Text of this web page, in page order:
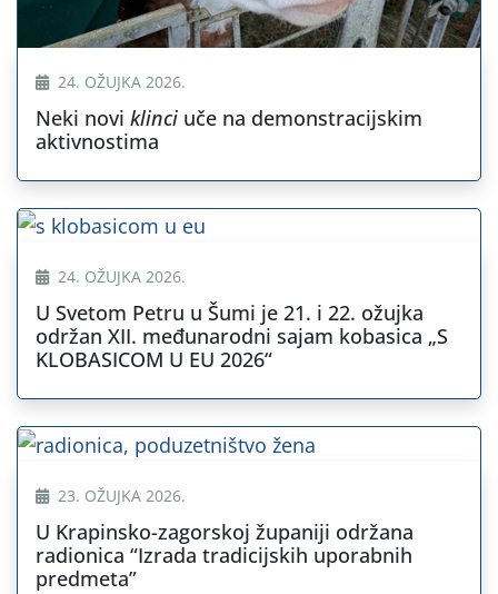
24. OŽUJKA 2026.
Neki novi klinci uče na demonstracijskim
aktivnostima
24. OŽUJKA 2026.
U Svetom Petru u Šumi je 21. i 22. ožujka
održan XII. međunarodni sajam kobasica „S
KLOBASICOM U EU 2026“
23. OŽUJKA 2026.
U Krapinsko-zagorskoj županiji održana
radionica “Izrada tradicijskih uporabnih
predmeta”